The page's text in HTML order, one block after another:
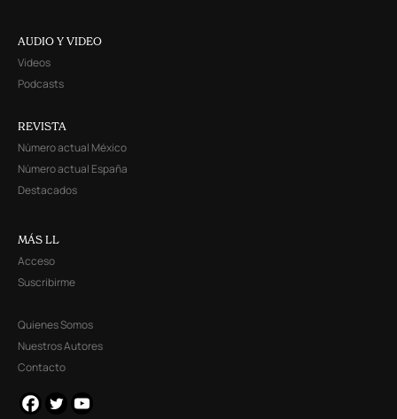
AUDIO Y VIDEO
Videos
Podcasts
REVISTA
Número actual México
Número actual España
Destacados
MÁS LL
Acceso
Suscribirme
Quienes Somos
Nuestros Autores
Contacto